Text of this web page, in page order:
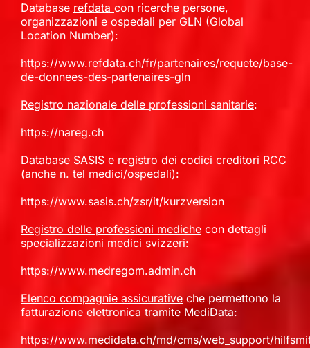
Database refdata con ricerche persone,
organizzazioni e ospedali per GLN (Global
Location Number):
https://www.refdata.ch/fr/partenaires/requete/base-
de-donnees-des-partenaires-gln
Registro nazionale delle professioni sanitarie:
https://nareg.ch
Database SASISe registro dei codici creditori RCC
(anche n. tel medici/ospedali):
https://www.sasis.ch/zsr/it/kurzversion
Registro delle professioni medichecon dettagli
specializzazioni medici svizzeri:
https://www.medregom.admin.ch
Elenco compagnie assicurativeche permettono la
fatturazione elettronica tramite MediData:
https://www.medidata.ch/md/cms/web_support/